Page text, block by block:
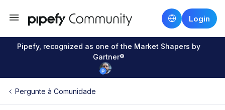
Login
Pipefy, recognized as one of the Market Shapers by
Gartner®
Pergunte à Comunidade